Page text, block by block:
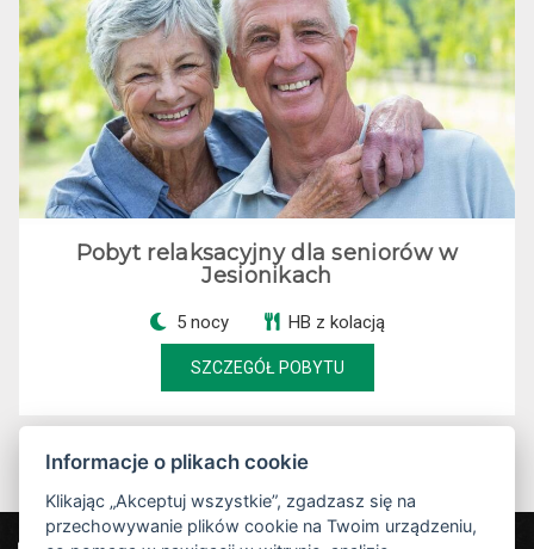
Pobyt relaksacyjny dla seniorów w
Jesionikach
5 nocy HB z kolacją
SZCZEGÓŁ POBYTU
Informacje o plikach cookie
Klikając „Akceptuj wszystkie”, zgadzasz się na
przechowywanie plików cookie na Twoim urządzeniu,